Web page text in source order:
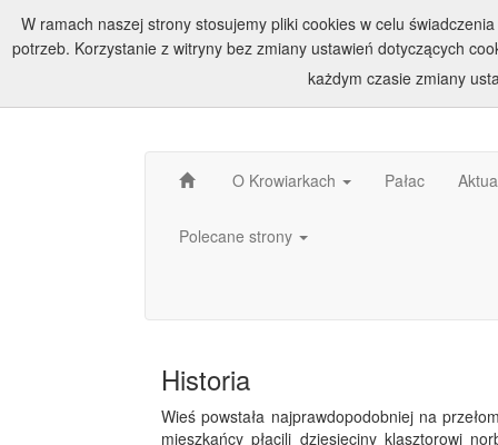
O Krowiarkach Pałac
Polecane strony
Historia
Wieś powstała najprawdopodobniej na
mieszkańcy płacili dziesięciny klasztorowi
W ramach naszej strony stosujemy pliki cookies w celu
potrzeb. Korzystanie z witryny bez zmiany ustawień dotyczących
każdym czasie zmiany